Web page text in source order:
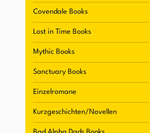
Neben ihrer Liebe zum Lesen
große Hunde, und schätzt
Leserinnen und Leser finden
und Gewinnspielen über ihre
Covendale Books
Lost in Time Books
Mythic Books
Sanctuary Books
Einzelromane
Kurzgeschichten/Novellen